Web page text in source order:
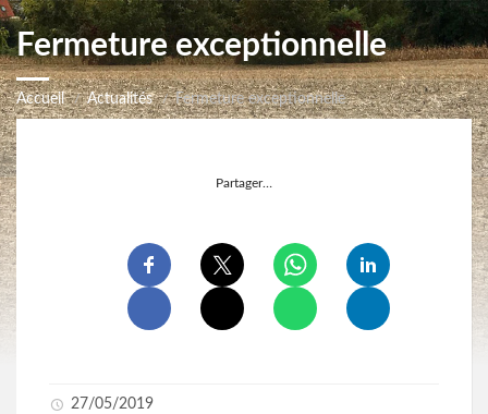
Fermeture exceptionnelle
Accueil Actualités Fermeture exceptionnelle
Partager…
27/05/2019